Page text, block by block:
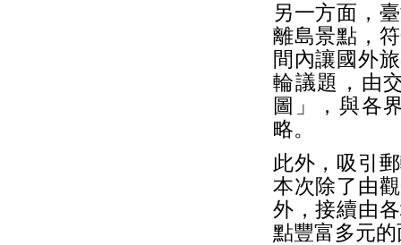
另一方面，
離島景點，
間內讓國外
輪議題，由
圖」，與各
略。
此外，吸引
本次除了由
外，接續由
點豐富多元